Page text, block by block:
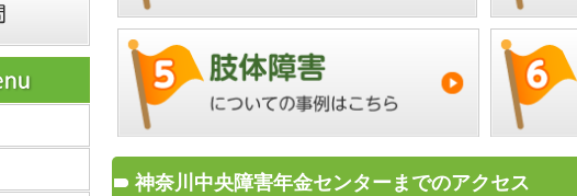
神奈川中央障害年金センターまでのアクセス